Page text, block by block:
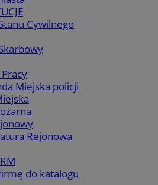
Cywilnego
Miejska policji
Rejonowa
do katalogu